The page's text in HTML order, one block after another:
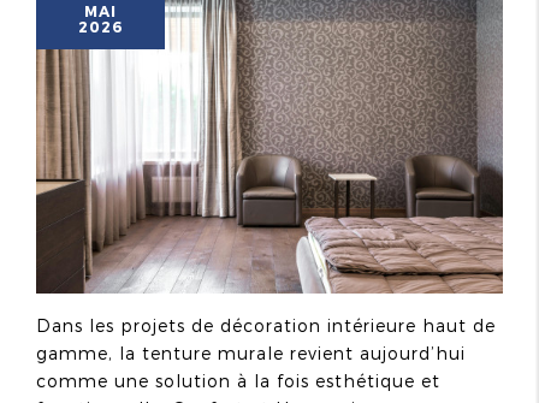
MAI
2026
Dans les projets de décoration intérieure haut de
gamme, la tenture murale revient aujourd’hui
comme une solution à la fois esthétique et